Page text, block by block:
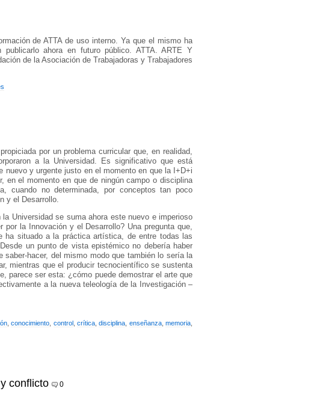
de ATTA de uso interno. Ya que el mismo ha
ahora en futuro público. ATTA. ARTE Y
de la Asociación de Trabajadoras y Trabajadores
por un problema curricular que, en realidad,
a la Universidad. Es significativo que está
y urgente justo en el momento en que la I+D+i
el momento en que de ningún campo o disciplina
cuando no determinada, por conceptos tan poco
y el Desarrollo.
Universidad se suma ahora este nuevo e imperioso
la Innovación y el Desarrollo? Una pregunta que,
ha situado a la práctica artística, de entre todas las
un punto de vista epistémico no debería haber
hacer, del mismo modo que también lo sería la
mientras que el producir tecnocientífico se sustenta
parece ser esta: ¿cómo puede demostrar el arte que
a la nueva teleología de la Investigación –
,conocimiento control, crítica,disciplina enseñanza,memoria
conflicto 0